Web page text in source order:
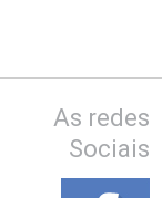
As redes
Sociais